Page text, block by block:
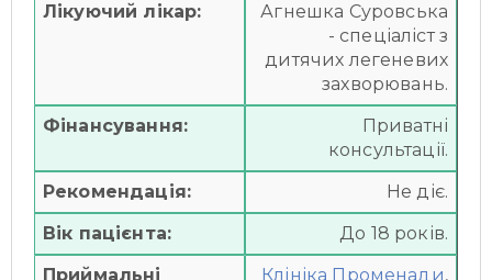
Лікуючий лікар:
Агнешка Суровська
- спеціаліст з
дитячих легеневих
захворювань.
Фінансування:
Приватні
консультації.
Рекомендація:
Не діє.
Вік пацієнта:
До 18 років.
Приймальні
Клініка Променади,